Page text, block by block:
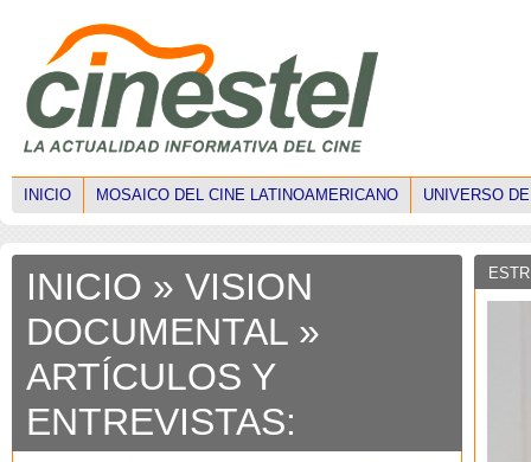
INICIO MOSAICO DEL CINE LATINOAMERICANO UNIVERSO
INICIO » VISION
DOCUMENTAL »
ARTÍCULOS Y
ENTREVISTAS: